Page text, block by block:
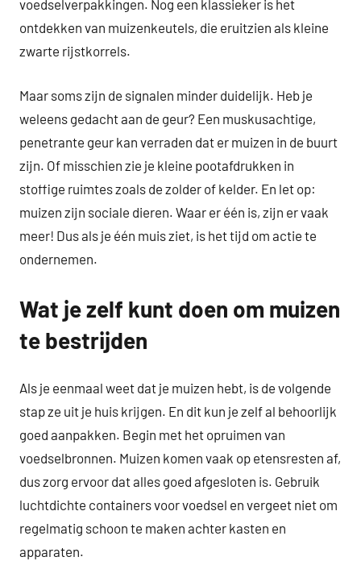
voedselverpakkingen. Nog een klassieker is het
ontdekken van muizenkeutels, die eruitzien als kleine
zwarte rijstkorrels.
Maar soms zijn de signalen minder duidelijk. Heb je
weleens gedacht aan de geur? Een muskusachtige,
penetrante geur kan verraden dat er muizen in de buurt
zijn. Of misschien zie je kleine pootafdrukken in
stoffige ruimtes zoals de zolder of kelder. En let op:
muizen zijn sociale dieren. Waar er één is, zijn er vaak
meer! Dus als je één muis ziet, is het tijd om actie te
ondernemen.
Wat je zelf kunt doen om muizen
te bestrijden
Als je eenmaal weet dat je muizen hebt, is de volgende
stap ze uit je huis krijgen. En dit kun je zelf al behoorlijk
goed aanpakken. Begin met het opruimen van
voedselbronnen. Muizen komen vaak op etensresten af,
dus zorg ervoor dat alles goed afgesloten is. Gebruik
luchtdichte containers voor voedsel en vergeet niet om
regelmatig schoon te maken achter kasten en
apparaten.